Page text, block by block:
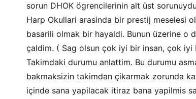
sorun DHOK ögrencilerinin alt üst
Harp Okullari arasinda bir prestij meselesi
basarili olmak bir hayaldi. Bunun üzerine o
çaldim. ( Sag olsun çok iyi bir insan, çok
Takimdaki durumu anlattim. Bu durumu
bakmaksizin takimdan çikarmak zorunda
içinde sana yapilacak itiraz bana yapilmis